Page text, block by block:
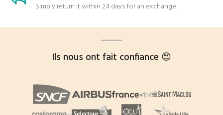
Simply return it within 24 days for an exchange.
Ils nous ont fait confiance 😍